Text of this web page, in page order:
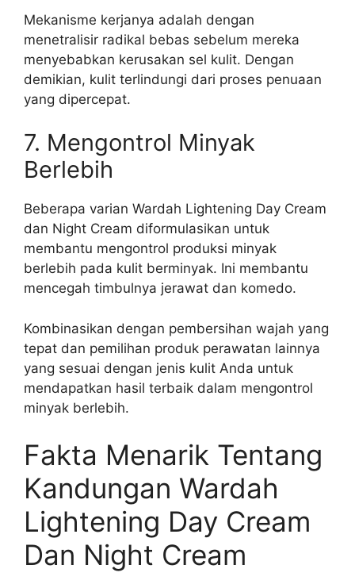
Mekanisme kerjanya adalah dengan
menetralisir radikal bebas sebelum mereka
menyebabkan kerusakan sel kulit. Dengan
demikian, kulit terlindungi dari proses penuaan
yang dipercepat.
7. Mengontrol Minyak
Berlebih
Beberapa varian Wardah Lightening Day Cream
dan Night Cream diformulasikan untuk
membantu mengontrol produksi minyak
berlebih pada kulit berminyak. Ini membantu
mencegah timbulnya jerawat dan komedo.
Kombinasikan dengan pembersihan wajah yang
tepat dan pemilihan produk perawatan lainnya
yang sesuai dengan jenis kulit Anda untuk
mendapatkan hasil terbaik dalam mengontrol
minyak berlebih.
Fakta Menarik Tentang
Kandungan Wardah
Lightening Day Cream
Dan Night Cream